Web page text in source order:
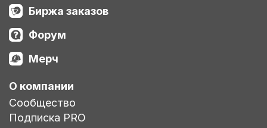
Биржа заказов
Форум
Мерч
О компании
Сообщество
Подписка PRO